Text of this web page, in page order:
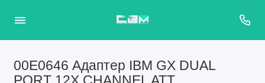
00E0646 Адаптер IBM GX DUAL